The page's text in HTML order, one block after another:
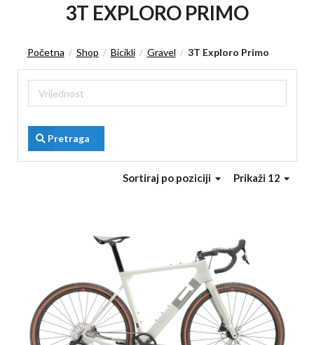
3T EXPLORO PRIMO
Početna / Shop / Bicikli / Gravel / 3T Exploro Primo
Pretraga
Prikaži 12
Sortiraj po poziciji